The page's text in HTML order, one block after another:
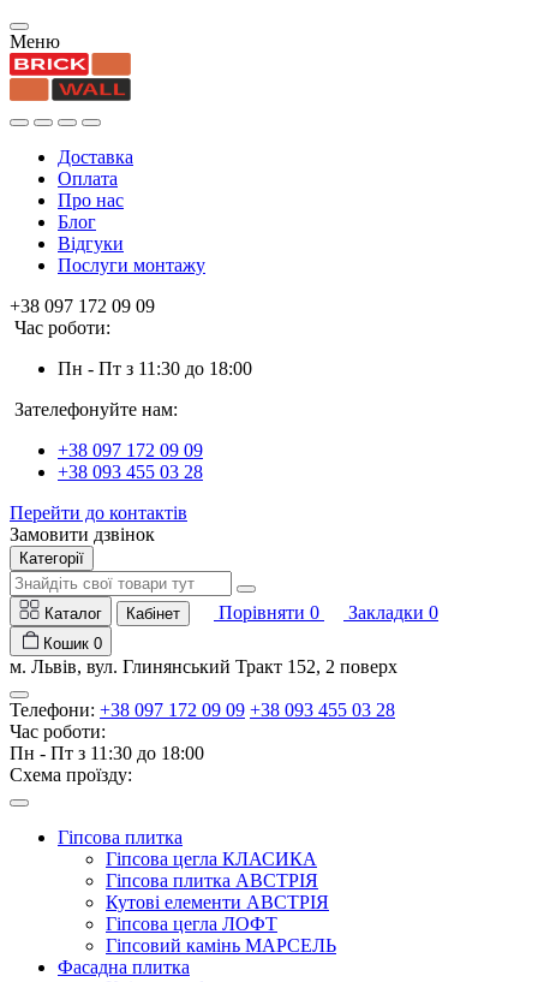
Меню
Доставка
Оплата
Про нас
Блог
Відгуки
Послуги монтажу
+38 097 172 09 09
Час роботи:
Пн - Пт з 11:30 до 18:00
Зателефонуйте нам:
+38 097 172 09 09
+38 093 455 03 28
Перейти до контактів
Замовити дзвінок
Категорії
Каталог Кабінет Порівняти 0 Закладки 0
Кошик 0
м. Львів, вул. Глинянський Тракт 152, 2 поверх
Телефони: +38 097 172 09 09 +38 093 455 03 28
Час роботи:
Пн - Пт з 11:30 до 18:00
Схема проїзду:
Гіпсова плитка
Гіпсова цегла КЛАСИКА
Гіпсова плитка АВСТРІЯ
Кутові елементи АВСТРІЯ
Гіпсова цегла ЛОФТ
Гіпсовий камінь МАРСЕЛЬ
Фасадна плитка